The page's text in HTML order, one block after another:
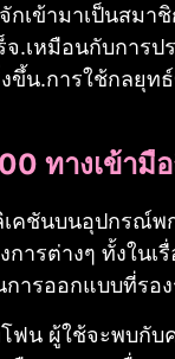
กเข้ามาเป็นสม
จ.เหมือนกับการป
ขึ้น.การใช้กลยุท
ทางเข้ามื
เคชันบนอุปกรณ์
ารต่างๆ ทั้งใน
การออกแบบที่ร
ฟน ผู้ใช้จะพบกั